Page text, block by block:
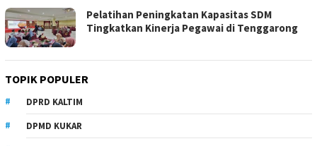
Pelatihan Peningkatan Kapasitas SDM
Tingkatkan Kinerja Pegawai di Tenggarong
TOPIK POPULER
DPRD KALTIM
DPMD KUKAR